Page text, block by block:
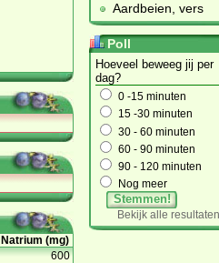
Natrium (mg)
600
Aardbeien, vers
Poll
Hoeveel beweeg jij per
dag?
0 -15 minuten
15 -30 minuten
30 - 60 minuten
60 - 90 minuten
90 - 120 minuten
Nog meer
Stemmen!
Bekijk alle resultaten